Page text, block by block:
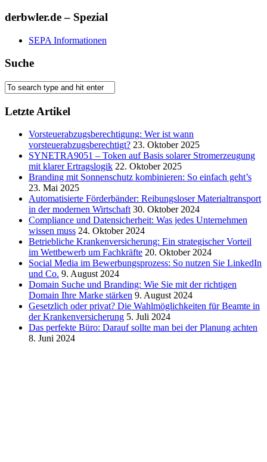
derbwler.de – Spezial
SEPA Informationen
Suche
Letzte Artikel
Vorsteuerabzugsberechtigung: Wer ist wann
vorsteuerabzugsberechtigt? 23. Oktober 2025
SYNETRA9051 – Token auf Basis solarer Stromerzeugung
mit klarer Ertragslogik 22. Oktober 2025
Branding mit Sonnenschutz kombinieren: So einfach geht’s
23. Mai 2025
Automatisierte Förderbänder: Reibungsloser Materialtransport
in der modernen Wirtschaft 30. Oktober 2024
Compliance und Datensicherheit: Was jedes Unternehmen
wissen muss 24. Oktober 2024
Betriebliche Krankenversicherung: Ein strategischer Vorteil
im Wettbewerb um Fachkräfte 20. Oktober 2024
Social Media im Bewerbungsprozess: So nutzen Sie LinkedIn
und Co. 9. August 2024
Domain Suche und Branding: Wie Sie mit der richtigen
Domain Ihre Marke stärken 9. August 2024
Gesetzlich oder privat? Die Wahlmöglichkeiten für Beamte in
der Krankenversicherung 5. Juli 2024
Das perfekte Büro: Darauf sollte man bei der Planung achten
8. Juni 2024